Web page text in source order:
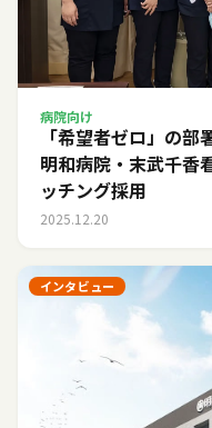
病院向け
「希望者ゼロ」の部
明和病院・末武千香
ッチング採用
2025.12.20
インタビュー